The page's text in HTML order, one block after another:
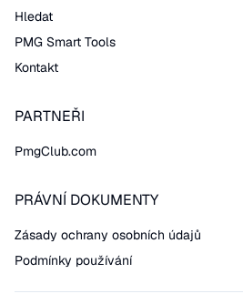
Hledat
PMG Smart Tools
Kontakt
PARTNEŘI
PmgClub.com
PRÁVNÍ DOKUMENTY
Zásady ochrany osobních údajů
Podmínky používání